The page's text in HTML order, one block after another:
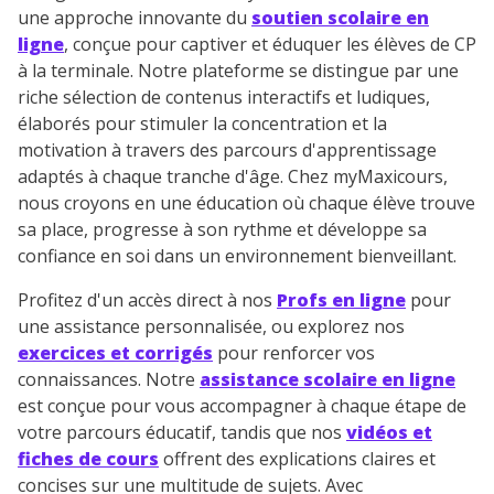
une approche innovante du soutien scolaire en
ligne, conçue pour captiver et éduquer les élèves de CP
à la terminale. Notre plateforme se distingue par une
riche sélection de contenus interactifs et ludiques,
élaborés pour stimuler la concentration et la
motivation à travers des parcours d'apprentissage
adaptés à chaque tranche d'âge. Chez myMaxicours,
nous croyons en une éducation où chaque élève trouve
sa place, progresse à son rythme et développe sa
confiance en soi dans un environnement bienveillant.
Profitez d'un accès direct à nos Profs en ligne pour
une assistance personnalisée, ou explorez nos
exercices et corrigés pour renforcer vos
connaissances. Notre assistance scolaire en ligne
est conçue pour vous accompagner à chaque étape de
votre parcours éducatif, tandis que nos vidéos et
fiches de cours offrent des explications claires et
concises sur une multitude de sujets. Avec